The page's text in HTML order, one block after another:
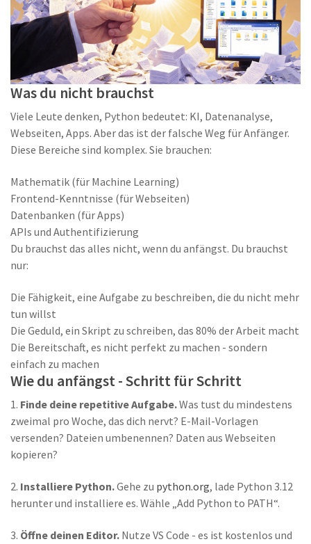
Was du nicht brauchst
Viele Leute denken, Python bedeutet: KI, Datenanalyse,
Webseiten, Apps. Aber das ist der falsche Weg für Anfänger.
Diese Bereiche sind komplex. Sie brauchen:
Mathematik (für Machine Learning)
Frontend-Kenntnisse (für Webseiten)
Datenbanken (für Apps)
APIs und Authentifizierung
Du brauchst das alles nicht, wenn du anfängst. Du brauchst
nur:
Die Fähigkeit, eine Aufgabe zu beschreiben, die du nicht mehr
tun willst
Die Geduld, ein Skript zu schreiben, das 80% der Arbeit macht
Die Bereitschaft, es nicht perfekt zu machen - sondern
einfach zu machen
Wie du anfängst - Schritt für Schritt
1. Finde deine repetitive Aufgabe.Was tust du mindestens
zweimal pro Woche, das dich nervt? E-Mail-Vorlagen
versenden? Dateien umbenennen? Daten aus Webseiten
kopieren?
2. Installiere Python.Gehe zu python.org, lade Python 3.12
herunter und installiere es. Wähle „Add Python to PATH“.
3. Öffne deinen Editor. Nutze VS Code - es ist kostenlos und